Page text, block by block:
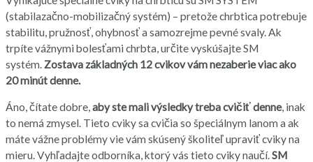
(stabilazačno-mobilizačný systém) – pretože chrbtica potrebuje
stabilitu, pružnosť, ohybnosť a samozrejme pevné svaly. Ak
trpíte vážnymi bolesťami chrbta, určite vyskúšajte SM
systém. Zostava základných 12 cvikov vám nezaberie viac ako
20 minút denne.
Áno, čítate dobre,aby ste mali výsledky treba cvičiť denne, inak
to nemá zmysel. Tieto cviky sa cvičia so špeciálnym lanom a ak
máte vážne problémy vie vám skúsený školiteľ upraviť cviky na
mieru. Vyhľadajte odborníka, ktorý vás tieto cviky naučí.SM